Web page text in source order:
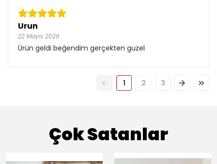
Urun
22 Mayıs 2026
Ürün geldi beğendim gerçekten guzel
1 2 3
Çok Satanlar